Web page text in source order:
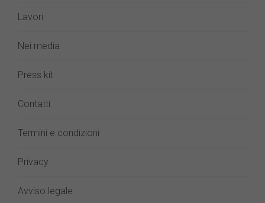
Lavori
Nei media
Press kit
Contatti
Termini e condizioni
Privacy
Avviso legale